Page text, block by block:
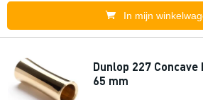
In mijn
Dunlop 227
65 mm